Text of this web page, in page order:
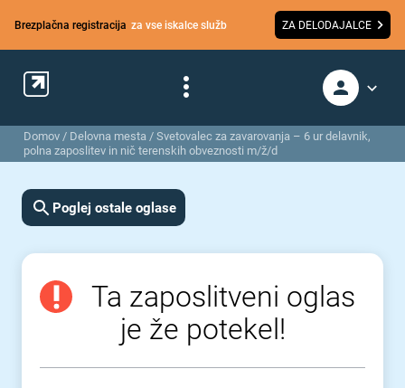
Brezplačna registracija za vse iskalce služb ZA DELODAJALCE
Domov / Delovna mesta / Svetovalec za zavarovanja – 6 ur delavnik,
polna zaposlitev in nič terenskih obveznosti m/ž/d
Poglej ostale oglase
Ta zaposlitveni oglas
je že potekel!